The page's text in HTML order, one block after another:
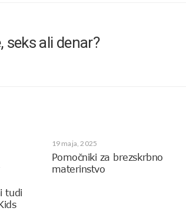
seks ali denar?
tudi
19 maja, 2025
Pomočniki za brezskrbno
materinstvo